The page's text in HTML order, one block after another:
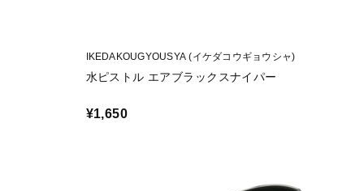
IKEDAKOUGYOUSYA (イケダコウギョウシャ)
水ピストル エアブラックスナイパー
¥1,650